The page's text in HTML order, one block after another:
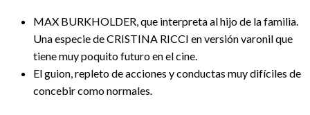
MAX BURKHOLDER, que interpreta al hijo de la familia.
Una especie de CRISTINA RICCI en versión varonil que
tiene muy poquito futuro en el cine.
El guion, repleto de acciones y conductas muy difíciles de
concebir como normales.